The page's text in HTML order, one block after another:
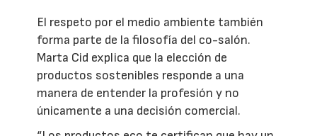
El respeto por el medio ambiente también
forma parte de la filosofía del co-salón.
Marta Cid explica que la elección de
productos sostenibles responde a una
manera de entender la profesión y no
únicamente a una decisión comercial.